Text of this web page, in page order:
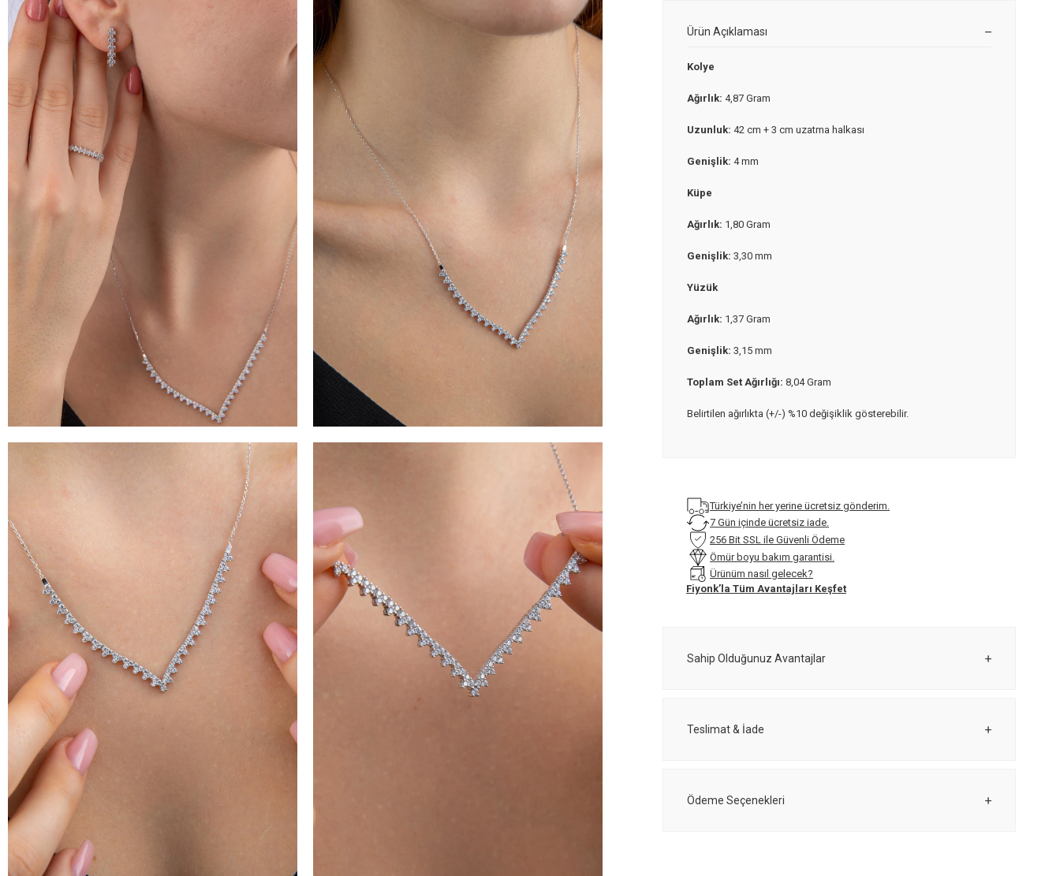
Ürün Açıklaması
Kolye
Ağırlık: 4,87 Gram
Uzunluk: 42 cm + 3 cm uzatma halkası
Genişlik: 4 mm
Küpe
Ağırlık: 1,80 Gram
Genişlik: 3,30 mm
Yüzük
Ağırlık: 1,37 Gram
Genişlik: 3,15 mm
Toplam Set Ağırlığı: 8,04 Gram
Belirtilen ağırlıkta (+/-) %10 değişiklik gösterebilir.
Türkiye’nin her yerine ücretsiz gönderim.
7 Gün içinde ücretsiz iade.
256 Bit SSL ile Güvenli Ödeme
Ömür boyu bakım garantisi.
Ürünüm nasıl gelecek?
Fiyonk’la Tüm Avantajları Keşfet
Sahip Olduğunuz Avantajlar
Teslimat & İade
Ödeme Seçenekleri